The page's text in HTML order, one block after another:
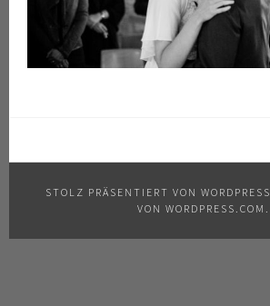
STOLZ PRÄSENTIERT VON WORDPRESS
VON WORDPRESS.COM .